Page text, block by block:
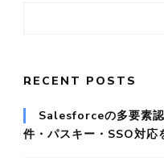
RECENT POSTS
Salesforceの多要素
件・パスキー・SSO対応